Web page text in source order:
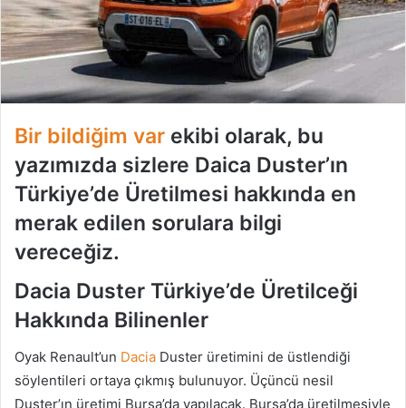
Bir bildiğim var ekibi olarak, bu
yazımızda sizlere Daica Duster’ın
Türkiye’de Üretilmesi hakkında en
merak edilen sorulara bilgi
vereceğiz.
Dacia Duster Türkiye’de Üretilceği
Hakkında Bilinenler
Oyak Renault’un Dacia Duster üretimini de üstlendiği
söylentileri ortaya çıkmış bulunuyor. Üçüncü nesil
Duster’ın üretimi Bursa’da yapılacak. Bursa’da üretilmesiyle